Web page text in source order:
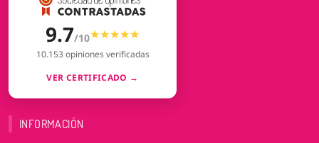
9.7/10★★★★★
★★★★★
10.153 opiniones verificadas
VER CERTIFICADO →
INFORMACIÓN